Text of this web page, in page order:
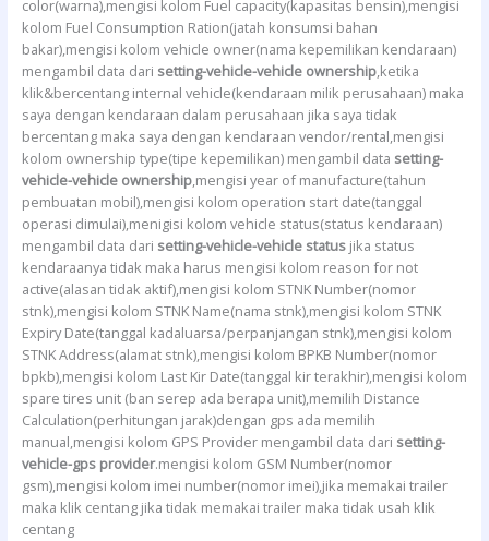
color(warna),mengisi kolom Fuel capacity(kapasitas bensin),mengisi
kolom Fuel Consumption Ration(jatah konsumsi bahan
bakar),mengisi kolom vehicle owner(nama kepemilikan kendaraan)
mengambil data dari setting-vehicle-vehicle ownership,ketika
klik&bercentang internal vehicle(kendaraan milik perusahaan) maka
saya dengan kendaraan dalam perusahaan jika saya tidak
bercentang maka saya dengan kendaraan vendor/rental,mengisi
kolom ownership type(tipe kepemilikan) mengambil data setting-
vehicle-vehicle ownership,mengisi year of manufacture(tahun
pembuatan mobil),mengisi kolom operation start date(tanggal
operasi dimulai),menigisi kolom vehicle status(status kendaraan)
mengambil data dari setting-vehicle-vehicle statusjika status
kendaraanya tidak maka harus mengisi kolom reason for not
active(alasan tidak aktif),mengisi kolom STNK Number(nomor
stnk),mengisi kolom STNK Name(nama stnk),mengisi kolom STNK
Expiry Date(tanggal kadaluarsa/perpanjangan stnk),mengisi kolom
STNK Address(alamat stnk),mengisi kolom BPKB Number(nomor
bpkb),mengisi kolom Last Kir Date(tanggal kir terakhir),mengisi kolom
spare tires unit (ban serep ada berapa unit),memilih Distance
Calculation(perhitungan jarak)dengan gps ada memilih
manual,mengisi kolom GPS Provider mengambil data dari setting-
vehicle-gps provider.mengisi kolom GSM Number(nomor
gsm),mengisi kolom imei number(nomor imei),jika memakai trailer
maka klik centang jika tidak memakai trailer maka tidak usah klik
centang